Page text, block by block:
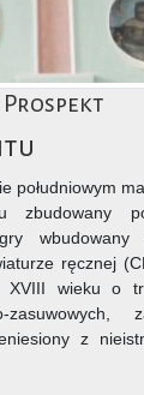
Prospekt
południowym
zbudowany
gry
ręcznej
wieku o
z